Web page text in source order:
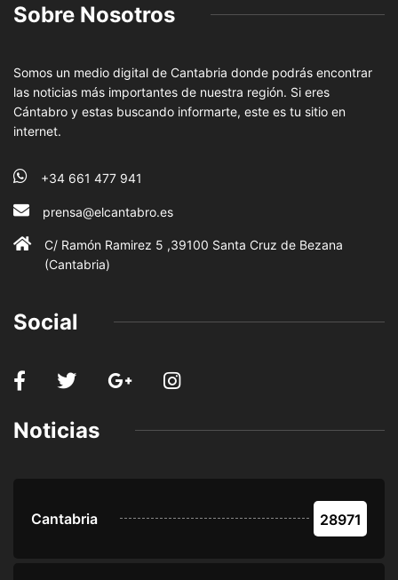
Sobre Nosotros
Somos un medio digital de Cantabria donde podrás encontrar
las noticias más importantes de nuestra región. Si eres
Cántabro y estas buscando informarte, este es tu sitio en
internet.
+34 661 477 941
prensa@elcantabro.es
C/ Ramón Ramirez 5 ,39100 Santa Cruz de Bezana
(Cantabria)
Social
Noticias
Cantabria 28971